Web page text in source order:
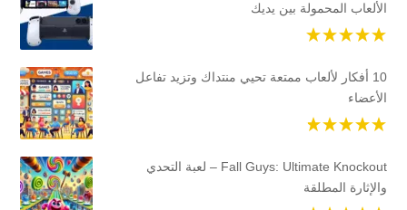
الألعاب المحمولة بين يديك
10 أفكار لألعاب ممتعة تحيي منتداك وتزيد تفاعل
الأعضاء
Fall Guys: Ultimate Knockout – لعبة التحدي
والإثارة المطلقة